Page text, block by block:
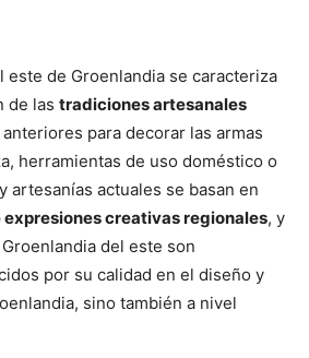
este de Groenlandia se caracteriza
de las tradiciones artesanales
para decorar las armas
herramientas de uso doméstico o
artesanías actuales se basan en
expresiones creativas regionales, y
del este son
por su calidad en el diseño y
sino también a nivel